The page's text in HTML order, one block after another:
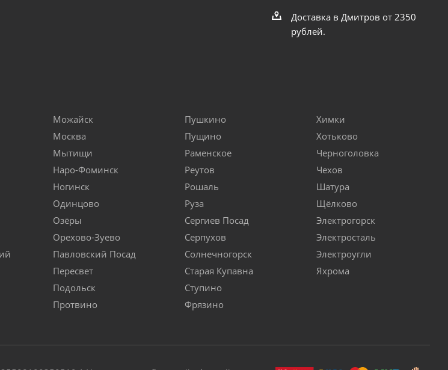
Доставка в Дмитров от 2350
рублей.
Можайск
Москва
Мытищи
Наро-Фоминск
Ногинск
Одинцово
Озёры
Орехово-Зуево
Павловский Посад
Пересвет
Подольск
Протвино
Пушкино
Пущино
Раменское
Реутов
Рошаль
Руза
Сергиев Посад
Серпухов
Солнечногорск
Старая Купавна
Ступино
Фрязино
Химки
Хотьково
Черноголовка
Чехов
Шатура
Щёлково
Электрогорск
Электросталь
Электроугли
Яхрома